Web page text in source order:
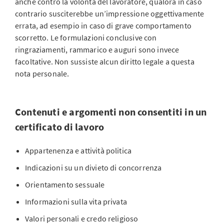
contrario susciterebbe un’impressione oggettivamente
errata, ad esempio in caso di grave comportamento
scorretto. Le formulazioni conclusive con
ringraziamenti, rammarico e auguri sono invece
facoltative. Non sussiste alcun diritto legale a questa
nota personale.
Contenuti e argomenti non consentiti in un
certificato di lavoro
Appartenenza e attività politica
Indicazioni su un divieto di concorrenza
Orientamento sessuale
Informazioni sulla vita privata
Valori personali e credo religioso